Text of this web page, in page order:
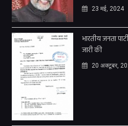
23 मई, 2024
भारतीय जनता
जारी की
20 अक्टूबर,